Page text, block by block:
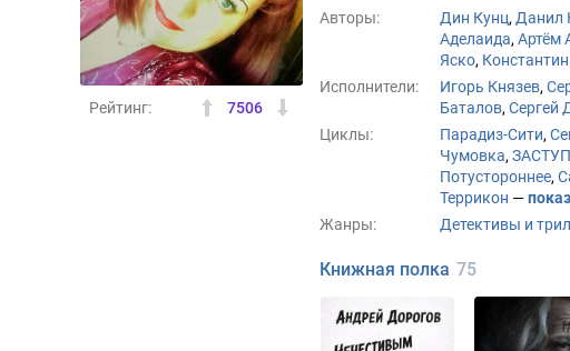
Рейтинг: 7506
Авторы: Дин Кунц, Данил
Аделаида, Артём
Яско,
Исполнители:
Игорь Князев,
Баталов, Сергей
Циклы:
Парадиз-Сити,
Чумовка,
Потустороннее,
Террикон —
Жанры:
Детективы и
Книжная полка 75